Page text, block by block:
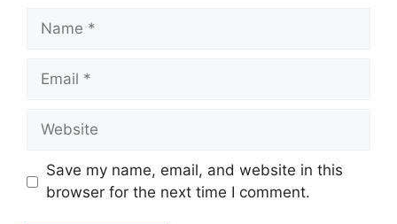
Name
Email
Website
Save my name, email, and website in this
browser for the next time I comment.